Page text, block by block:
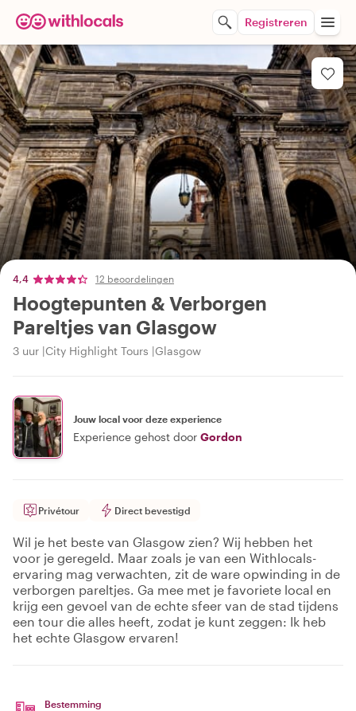
Registreren
4,4 12 beoordelingen
Hoogtepunten & Verborgen
Pareltjes van Glasgow
3 uur City Highlight Tours Glasgow
Jouw local voor deze experience
Experience gehost door Gordon
Privétour Direct bevestigd
Wil je het beste van Glasgow zien? Wij hebben het
voor je geregeld. Maar zoals je van een Withlocals-
ervaring mag verwachten, zit de ware opwinding in de
verborgen pareltjes. Ga mee met je favoriete local en
krijg een gevoel van de echte sfeer van de stad tijdens
een tour die alles heeft, zodat je kunt zeggen: Ik heb
het echte Glasgow ervaren!
Bestemming